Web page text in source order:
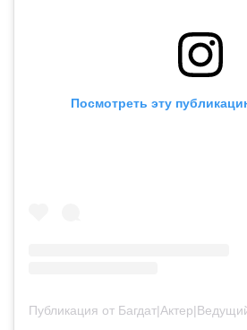
Посмотреть эту